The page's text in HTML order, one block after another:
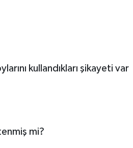
kullandıkları şikayeti var
mi?